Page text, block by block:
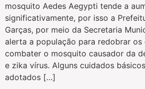
mosquito Aedes Aegypti tende a
significativamente, por isso a
Garças, por meio da Secretaria
alerta a população para redobrar
combater o mosquito causador da
e zika vírus. Alguns cuidados
adotados […]